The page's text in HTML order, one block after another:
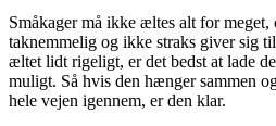
Småkager må ikke æltes alt for meget,
taknemmelig og ikke straks giver sig
æltet lidt rigeligt, er det bedst at lade
muligt. Så hvis den hænger sammen
hele vejen igennem, er den klar.